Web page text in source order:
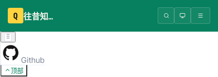
Q 往昔知识库
Github
顶部